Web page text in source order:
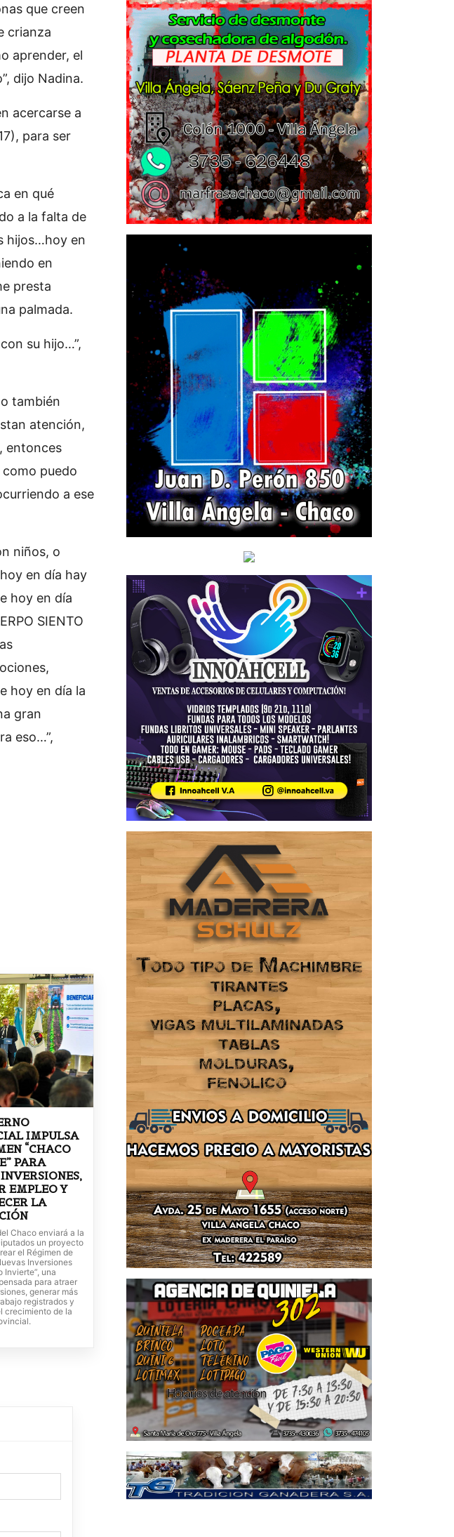
que creen
crianza
aprender, el
dijo Nadina.
acercarse a
para ser
en qué
a la falta de
hijos…hoy en
en
presta
palmada.
su hijo…”,
también
atención,
entonces
puedo
a ese
niños, o
en día hay
hoy en día
SIENTO
hoy en día la
gran
eso…”,
IMPULSA
“CHACO
PARA
EMPLEO Y
LA
Chaco enviará a la
un proyecto
el Régimen de
Inversiones
Invierte”, una
para atraer
generar más
registrados y
crecimiento de la